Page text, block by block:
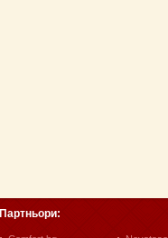
Партньори: